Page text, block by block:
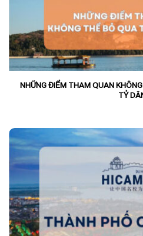
NHỮNG ĐIỂM THAM QUAN
TỶ